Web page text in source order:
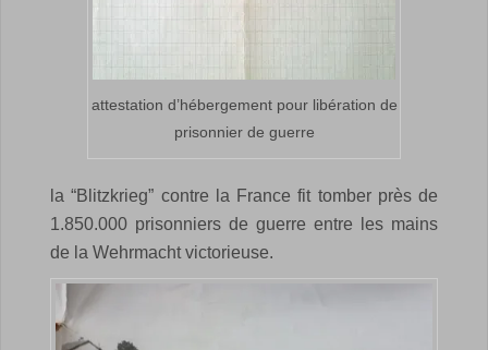
attestation d’hébergement pour libération de
prisonnier de guerre
la “Blitzkrieg” contre la France fit tomber près de
1.850.000 prisonniers de guerre entre les mains
de la Wehrmacht victorieuse.